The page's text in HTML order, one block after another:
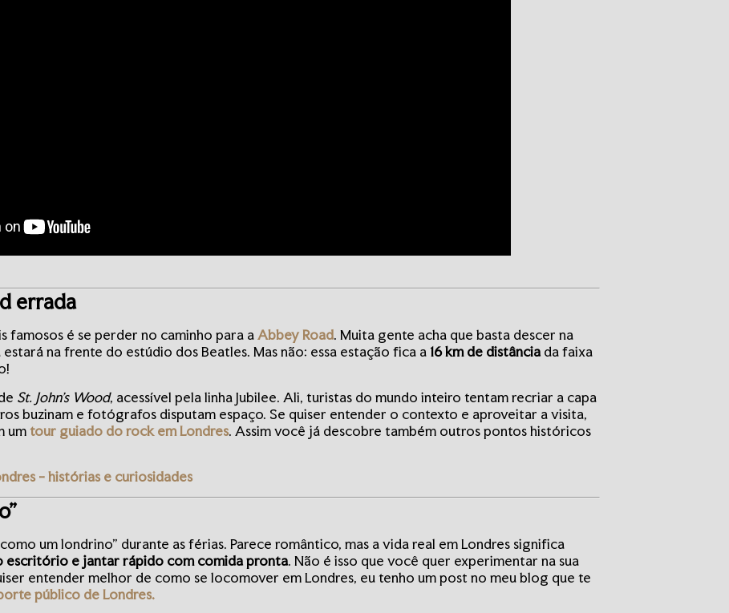
errada
famosos é se perder no caminho para aAbbey Road. Muita gente acha que basta descer na
estará na frente do estúdio dos Beatles. Mas não: essa estação fica a16 km de distância da faixa
St. John’s Wood, acessível pela linha Jubilee. Ali, turistas do mundo inteiro tentam recriar a capa
buzinam e fotógrafos disputam espaço. Se quiser entender o contexto e aproveitar a visita,
umtour guiado do rock em Londres. Assim você já descobre também outros pontos históricos
- histórias e curiosidades
um londrino” durante as férias. Parece romântico, mas a vida real em Londres significa
escritório e jantar rápido com comida pronta. Não é isso que você quer experimentar na sua
entender melhor de como se locomover em Londres, eu tenho um post no meu blog que te
público de Londres.